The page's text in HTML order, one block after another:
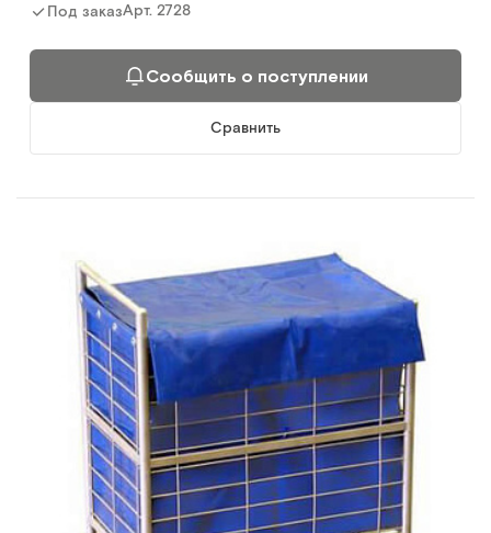
Под заказАрт. 2728
Сообщить о поступлении
Сравнить